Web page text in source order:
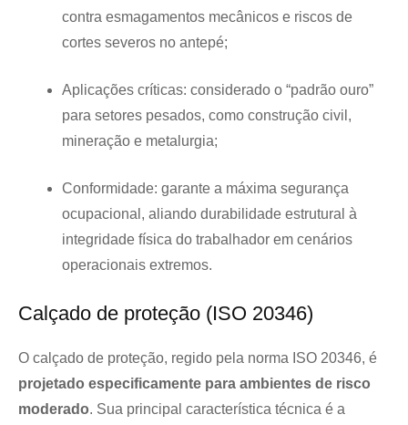
contra esmagamentos mecânicos e riscos de
cortes severos no antepé;
Aplicações críticas: considerado o “padrão ouro”
para setores pesados, como construção civil,
mineração e metalurgia;
Conformidade: garante a máxima segurança
ocupacional, aliando durabilidade estrutural à
integridade física do trabalhador em cenários
operacionais extremos.
Calçado de proteção (ISO 20346)
O calçado de proteção, regido pela norma ISO 20346, é
projetado especificamente para ambientes de risco
moderado. Sua principal característica técnica é a